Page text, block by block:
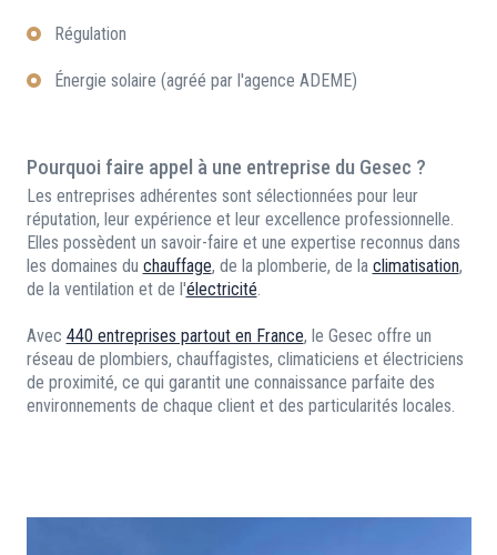
Régulation
Énergie solaire (agréé par l'agence ADEME)
Pourquoi faire appel à une entreprise du Gesec ?
Les entreprises adhérentes sont sélectionnées pour leur
réputation, leur expérience et leur excellence professionnelle.
Elles possèdent un savoir-faire et une expertise reconnus dans
les domaines du chauffage, de la plomberie, de la climatisation,
de la ventilation et de l'électricité.
Avec 440 entreprises partout en France, le Gesec offre un
réseau de plombiers, chauffagistes, climaticiens et électriciens
de proximité, ce qui garantit une connaissance parfaite des
environnements de chaque client et des particularités locales.